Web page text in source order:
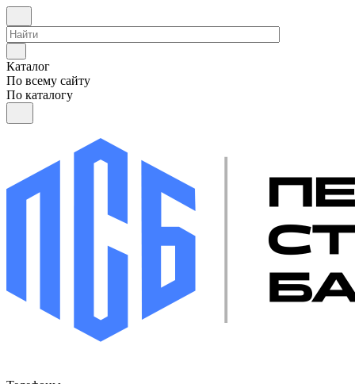
Каталог
По всему сайту
По каталогу